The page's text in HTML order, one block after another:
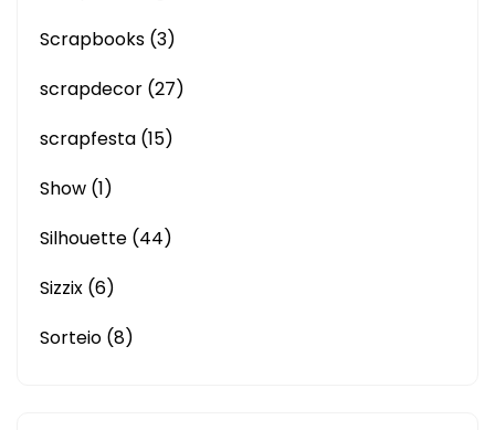
Scrapbooks (3)
scrapdecor (27)
scrapfesta (15)
Show (1)
Silhouette (44)
Sizzix (6)
Sorteio (8)